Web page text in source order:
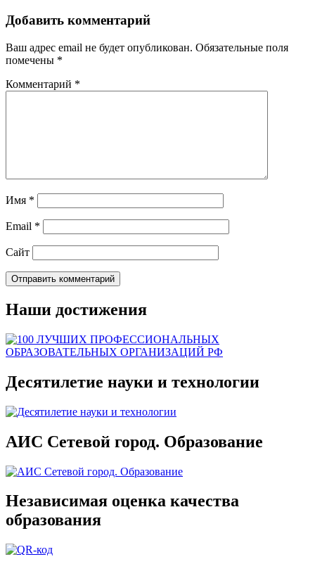
Добавить комментарий
Ваш адрес email не будет опубликован. Обязательные поля
помечены *
Комментарий *
Имя *
Email *
Сайт
Наши достижения
Десятилетие науки и технологии
АИС Сетевой город. Образование
Независимая оценка качества
образования